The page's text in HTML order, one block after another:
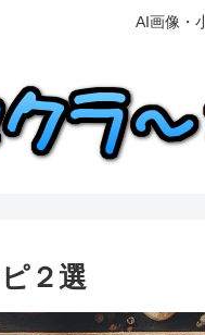
AI画像・
２選